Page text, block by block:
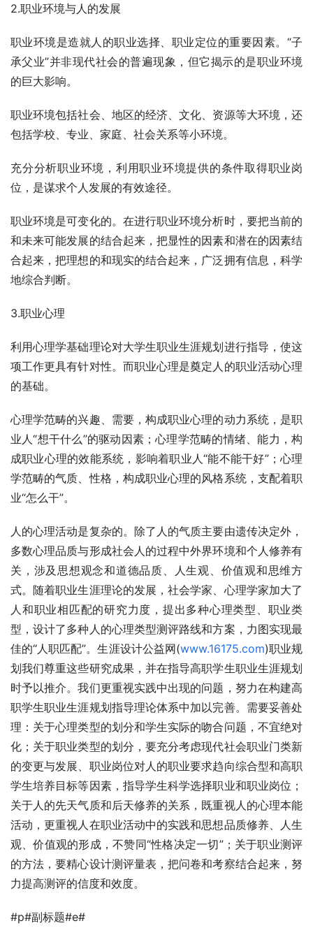
2.职业环境与人的发展
职业环境是造就人的职业选择、职业定位的重要因素。“子
承父业”并非现代社会的普遍现象，但它揭示的是职业环境
的巨大影响。
职业环境包括社会、地区的经济、文化、资源等大环境，还
包括学校、专业、家庭、社会关系等小环境。
充分分析职业环境，利用职业环境提供的条件取得职业岗
位，是谋求个人发展的有效途径。
职业环境是可变化的。在进行职业环境分析时，要把当前的
和未来可能发展的结合起来，把显性的因素和潜在的因素结
合起来，把理想的和现实的结合起来，广泛拥有信息，科学
地综合判断。
3.职业心理
利用心理学基础理论对大学生职业生涯规划进行指导，使这
项工作更具有针对性。而职业心理是奠定人的职业活动心理
的基础。
心理学范畴的兴趣、需要，构成职业心理的动力系统，是职
业人“想干什么”的驱动因素；心理学范畴的情绪、能力，构
成职业心理的效能系统，影响着职业人“能不能干好”；心理
学范畴的气质、性格，构成职业心理的风格系统，支配着职
业“怎么干”。
人的心理活动是复杂的。除了人的气质主要由遗传决定外，
多数心理品质与形成社会人的过程中外界环境和个人修养有
关，涉及思想观念和道德品质、人生观、价值观和思维方
式。随着职业生涯理论的发展，社会学家、心理学家加大了
人和职业相匹配的研究力度，提出多种心理类型、职业类
型，设计了多种人的心理类型测评路线和方案，力图实现最
佳的“人职匹配”。生涯设计公益网(www.16175.com)职业规
划我们尊重这些研究成果，并在指导高职学生职业生涯规划
时予以推介。我们更重视实践中出现的问题，努力在构建高
职学生职业生涯规划指导理论体系中加以完善。需要妥善处
理：关于心理类型的划分和学生实际的吻合问题，不宜绝对
化；关于职业类型的划分，要充分考虑现代社会职业门类新
的变更与发展、职业岗位对人的职业要求趋向综合型和高职
学生培养目标等因素，指导学生科学选择职业和职业岗位；
关于人的先天气质和后天修养的关系，既重视人的心理本能
活动，更重视人在职业活动中的实践和思想品质修养、人生
观、价值观的形成，不赞同“性格决定一切”；关于职业测评
的方法，要精心设计测评量表，把问卷和考察结合起来，努
力提高测评的信度和效度。
#p#副标题#e#